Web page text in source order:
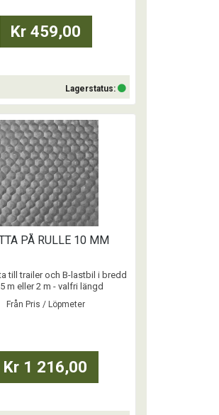
Kr 459,00
Lagerstatus:
Köp
PÅ RULLE 10 MM
till trailer och B-lastbil i bredd
m eller 2 m - valfri längd
Pris / Löpmeter
Från Pris / Löpmeter
Kr 1 216,00